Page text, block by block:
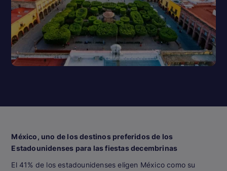
México, uno de los destinos preferidos de los
Estadounidenses para las fiestas decembrinas
El 41% de los estadounidenses eligen México como su